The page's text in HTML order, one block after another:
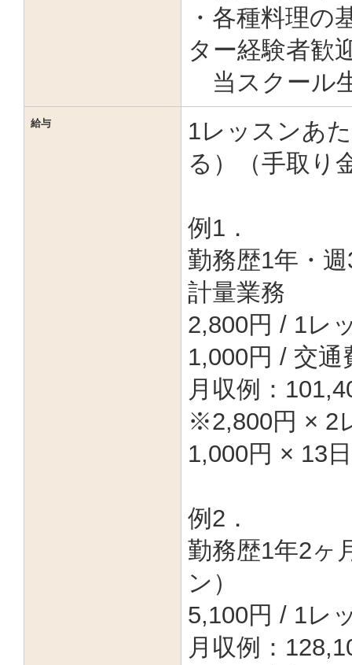
・各種料理の
ター経験者歓
当スクール
給与
1レッスンあ
る）（手取り
例1．
勤務歴1年・
計量業務
2,800円 / 1レ
1,000円 / 交通
月収例：
※2,800円 × 2
1,000円 × 13日
例2．
勤務歴1年2ヶ
ン）
5,100円 / 1レ
月収例：